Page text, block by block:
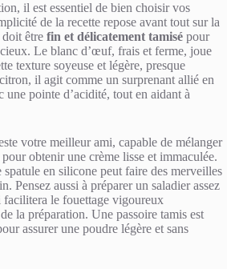
il est essentiel de bien choisir vos
de la recette repose avant tout sur la
être fin et délicatement tamisé pour
Le blanc d’œuf, frais et ferme, joue
texture soyeuse et légère, presque
il agit comme un surprenant allié en
pointe d’acidité, tout en aidant à
votre meilleur ami, capable de mélanger
obtenir une crème lisse et immaculée.
spatule en silicone peut faire des merveilles
Pensez aussi à préparer un saladier assez
le fouettage vigoureux
la préparation. Une passoire tamis est
assurer une poudre légère et sans